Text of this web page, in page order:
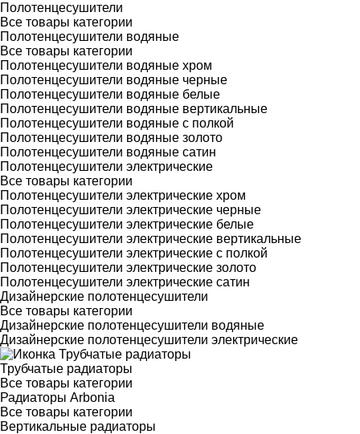
Полотенцесушители
Все товары категории
Полотенцесушители водяные
Все товары категории
Полотенцесушители водяные хром
Полотенцесушители водяные черные
Полотенцесушители водяные белые
Полотенцесушители водяные вертикальные
Полотенцесушители водяные с полкой
Полотенцесушители водяные золото
Полотенцесушители водяные сатин
Полотенцесушители электрические
Все товары категории
Полотенцесушители электрические хром
Полотенцесушители электрические черные
Полотенцесушители электрические белые
Полотенцесушители электрические вертикальные
Полотенцесушители электрические с полкой
Полотенцесушители электрические золото
Полотенцесушители электрические сатин
Дизайнерские полотенцесушители
Все товары категории
Дизайнерские полотенцесушители водяные
Дизайнерские полотенцесушители электрические
Трубчатые радиаторы
Все товары категории
Радиаторы Arbonia
Все товары категории
Вертикальные радиаторы